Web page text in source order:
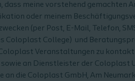
dass meine vorstehend gemachten
oder meinem
(per Post, E-Mail, Telefon,
Coloplast College) und
Veranstaltungen zu
sowie an Dienstleister der
an die Coloplast GmbH, Am